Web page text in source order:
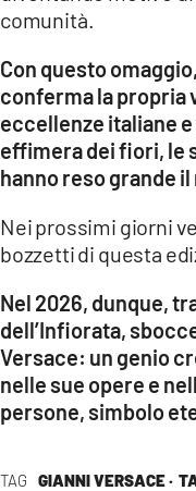
TAG GIANNI VERSACE ·
comunità.
Con questo
conferma la propria
eccellenze italiane
effimera dei fiori, le
hanno reso grande
Nei prossimi giorni
bozzetti di questa
Nel 2026, dunque,
dell’Infiorata,
Versace: un genio
nelle sue opere e
persone, simbolo